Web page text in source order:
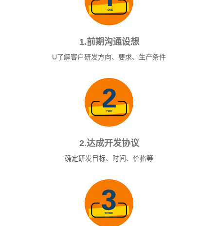
1.前期沟通设想
U了解客户研发方向、要求、生产条件
2.达成开发协议
确定研发目标、时间、价格等